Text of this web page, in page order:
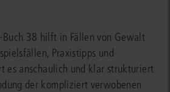
Buch 38 hilft in Fällen von Gewalt
Praxistipps und
es anschaulich und klar strukturiert
der kompliziert verwobenen